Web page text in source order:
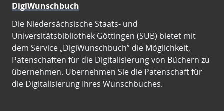
DigiWunschbuch
Die Niedersächsische Staats- und
Universitätsbibliothek Göttingen (SUB) bietet mit
dem Service „DigiWunschbuch” die Möglichkeit,
Patenschaften für die Digitalisierung von Büchern zu
übernehmen. Übernehmen Sie die Patenschaft für
die Digitalisierung Ihres Wunschbuches.